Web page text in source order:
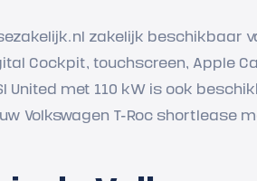
zakelijk beschikbaar
Cockpit, touchscreen, Apple
United met 110 kW is ook
Volkswagen T-Roc shortlease